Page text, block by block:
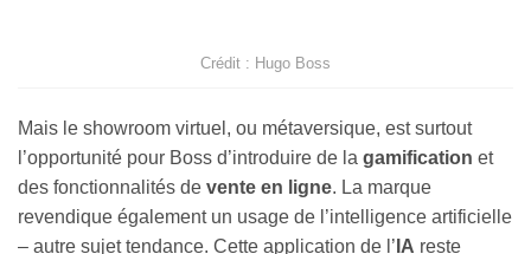
Crédit : Hugo Boss
Mais le showroom virtuel, ou métaversique, est surtout
l’opportunité pour Boss d’introduire de la gamification et
des fonctionnalités de vente en ligne. La marque
revendique également un usage de l’intelligence artificielle
– autre sujet tendance. Cette application de l’ IA reste